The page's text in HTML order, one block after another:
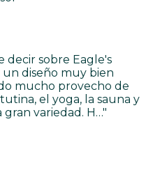
decir sobre Eagle's
un diseño muy bien
mucho provecho de
el yoga, la sauna y
gran variedad. H…"